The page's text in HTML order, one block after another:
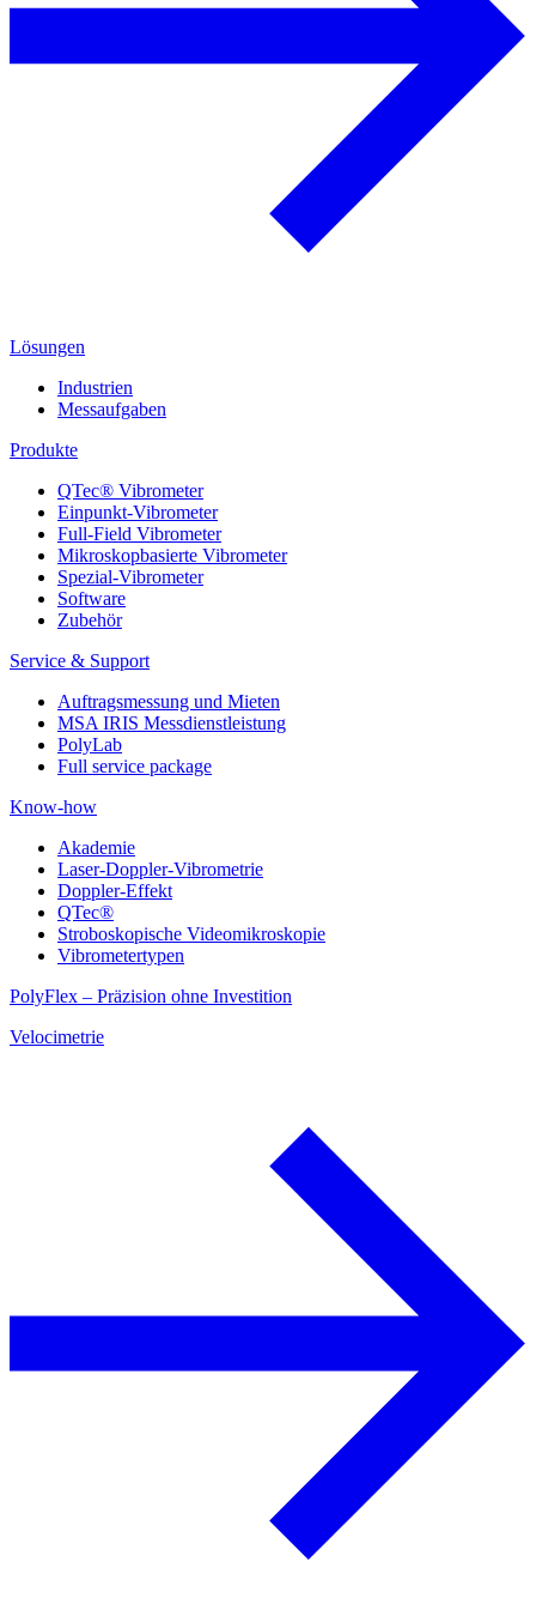
Lösungen
Industrien
Messaufgaben
Produkte
QTec® Vibrometer
Einpunkt-Vibrometer
Full-Field Vibrometer
Mikroskopbasierte Vibrometer
Spezial-Vibrometer
Software
Zubehör
Service & Support
Auftragsmessung und Mieten
MSA IRIS Messdienstleistung
PolyLab
Full service package
Know-how
Akademie
Laser-Doppler-Vibrometrie
Doppler-Effekt
QTec®
Stroboskopische Videomikroskopie
Vibrometertypen
PolyFlex – Präzision ohne Investition
Velocimetrie